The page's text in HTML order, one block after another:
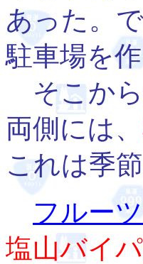
あった。
駐車場を
そこから
両側には、
これは季
フルー
塩山バイ